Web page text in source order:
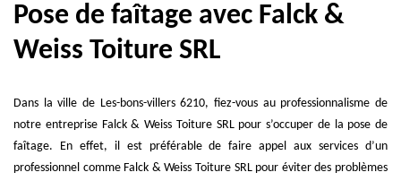
Pose de faîtage avec Falck &
Weiss Toiture SRL
Dans la ville de Les-bons-villers 6210, fiez-vous au professionnalisme de
notre entreprise Falck & Weiss Toiture SRL pour s’occuper de la pose de
faîtage. En effet, il est préférable de faire appel aux services d’un
professionnel comme Falck & Weiss Toiture SRL pour éviter des problèmes